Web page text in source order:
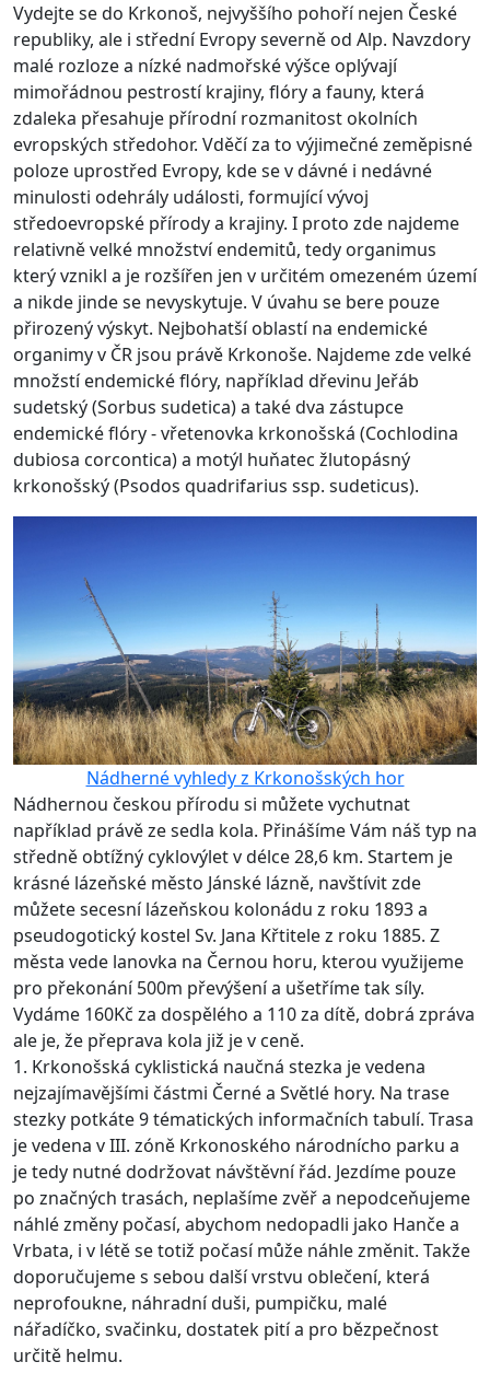
Vydejte se do Krkonoš, nejvyššího pohoří nejen České
republiky, ale i střední Evropy severně od Alp. Navzdory
malé rozloze a nízké nadmořské výšce oplývají
mimořádnou pestrostí krajiny, flóry a fauny, která
zdaleka přesahuje přírodní rozmanitost okolních
evropských středohor. Vděčí za to výjimečné zeměpisné
poloze uprostřed Evropy, kde se v dávné i nedávné
minulosti odehrály události, formující vývoj
středoevropské přírody a krajiny. I proto zde najdeme
relativně velké množství endemitů, tedy organimus
který vznikl a je rozšířen jen v určitém omezeném území
a nikde jinde se nevyskytuje. V úvahu se bere pouze
přirozený výskyt. Nejbohatší oblastí na endemické
organimy v ČR jsou právě Krkonoše. Najdeme zde velké
množstí endemické flóry, například dřevinu Jeřáb
sudetský (Sorbus sudetica) a také dva zástupce
endemické flóry - vřetenovka krkonošská (Cochlodina
dubiosa corcontica) a motýl huňatec žlutopásný
krkonošský (Psodos quadrifarius ssp. sudeticus).
Nádherné vyhledy z Krkonošských hor
Nádhernou českou přírodu si můžete vychutnat
například právě ze sedla kola. Přinášíme Vám náš typ na
středně obtížný cyklovýlet v délce 28,6 km. Startem je
krásné lázeňské město Jánské lázně, navštívit zde
můžete secesní lázeňskou kolonádu z roku 1893 a
pseudogotický kostel Sv. Jana Křtitele z roku 1885. Z
města vede lanovka na Černou horu, kterou využijeme
pro překonání 500m převýšení a ušetříme tak síly.
Vydáme 160Kč za dospělého a 110 za dítě, dobrá zpráva
ale je, že přeprava kola již je v ceně.
1. Krkonošská cyklistická naučná stezka je vedena
nejzajímavějšími částmi Černé a Světlé hory. Na trase
stezky potkáte 9 tématických informačních tabulí. Trasa
je vedena v III. zóně Krkonoského národnícho parku a
je tedy nutné dodržovat návštěvní řád. Jezdíme pouze
po značných trasách, neplašíme zvěř a nepodceňujeme
náhlé změny počasí, abychom nedopadli jako Hanče a
Vrbata, i v létě se totiž počasí může náhle změnit. Takže
doporučujeme s sebou další vrstvu oblečení, která
neprofoukne, náhradní duši, pumpičku, malé
nářadíčko, svačinku, dostatek pití a pro bězpečnost
určitě helmu.